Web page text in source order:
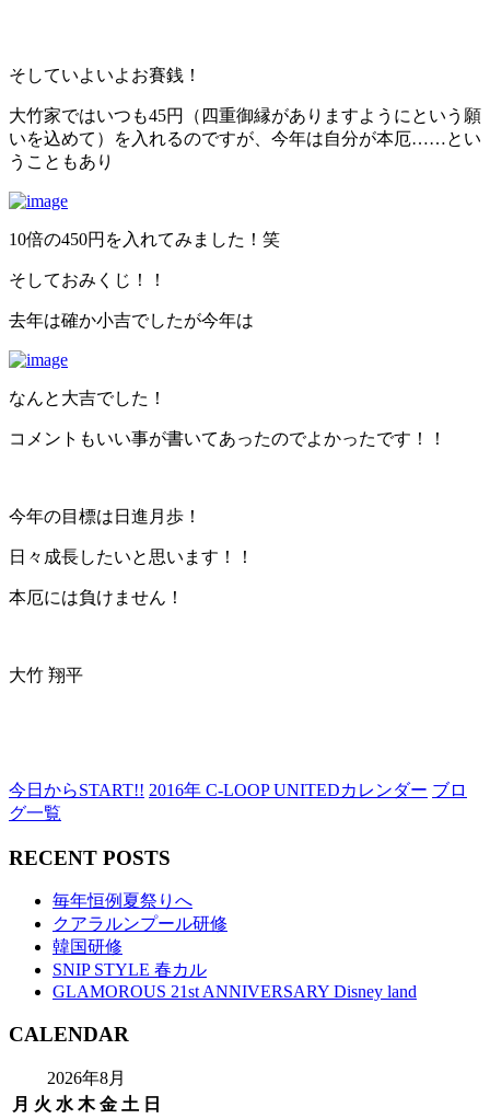
そしていよいよお賽銭！
大竹家ではいつも45円（四重御縁がありますようにという願
いを込めて）を入れるのですが、今年は自分が本厄……とい
うこともあり
10倍の450円を入れてみました！笑
そしておみくじ！！
去年は確か小吉でしたが今年は
なんと大吉でした！
コメントもいい事が書いてあったのでよかったです！！
今年の目標は日進月歩！
日々成長したいと思います！！
本厄には負けません！
大竹 翔平
今日からSTART!! 2016年 C-LOOP UNITEDカレンダー ブロ
グ一覧
RECENT POSTS
毎年恒例夏祭りへ
クアラルンプール研修
韓国研修
SNIP STYLE 春カル
GLAMOROUS 21st ANNIVERSARY Disney land
CALENDAR
2026年8月
月 火 水 木 金 土 日